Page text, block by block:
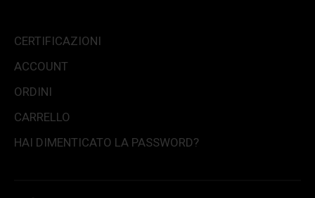
CERTIFICAZIONI
ACCOUNT
ORDINI
CARRELLO
HAI DIMENTICATO LA PASSWORD?